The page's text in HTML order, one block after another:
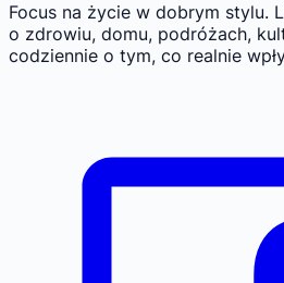
Focus na życie w dobrym stylu.
o zdrowiu, domu, podróżach,
codziennie o tym, co realnie